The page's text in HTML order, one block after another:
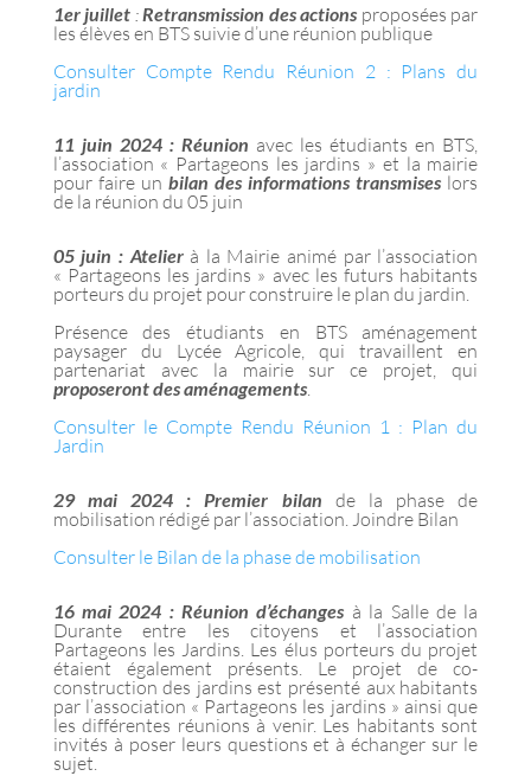
1er juillet :Retransmission des actions proposées par
les élèves en BTS suivie d’une réunion publique
Consulter Compte Rendu Réunion 2 : Plans du
jardin
11 juin 2024 : Réunion avec les étudiants en BTS,
l’association « Partageons les jardins » et la mairie
pour faire un bilan des informations transmises lors
de la réunion du 05 juin
05 juin : Atelierà la Mairie animé par l’association
« Partageons les jardins » avec les futurs habitants
porteurs du projet pour construire le plan du jardin.
Présence des étudiants en BTS aménagement
paysager du Lycée Agricole, qui travaillent en
partenariat avec la mairie sur ce projet, qui
proposeront des aménagements.
Consulter le Compte Rendu Réunion 1 : Plan du
Jardin
29 mai 2024 : Premier bilan de la phase de
mobilisation rédigé par l’association. Joindre Bilan
Consulter le Bilan de la phase de mobilisation
16 mai 2024 : Réunion d’échanges à la Salle de la
Durante entre les citoyens et l’association
Partageons les Jardins. Les élus porteurs du projet
étaient également présents. Le projet de co-
construction des jardins est présenté aux habitants
par l’association « Partageons les jardins » ainsi que
les différentes réunions à venir. Les habitants sont
invités à poser leurs questions et à échanger sur le
sujet.